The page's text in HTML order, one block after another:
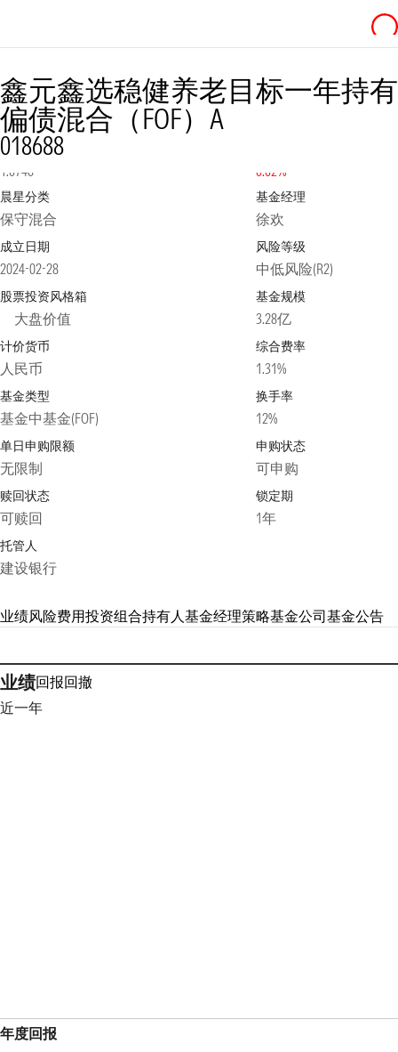
鑫元鑫选稳健养老目标一年持有
偏债混合（FOF）A
018688
净值2026-08-05
1.0746 0.02%
晨星分类
保守混合
基金经理
徐欢
成立日期
2024-02-28
风险等级
中低风险(R2)
股票投资风格箱
大盘价值
基金规模
3.28亿
计价货币
人民币
综合费率
1.31%
基金类型
基金中基金(FOF)
换手率
12%
单日申购限额
无限制
申购状态
可申购
赎回状态
可赎回
锁定期
1年
托管人
建设银行
业绩风险费用投资组合持有人基金经理策略基金公司基金公告
业绩回报回撤
近一年
年度回报